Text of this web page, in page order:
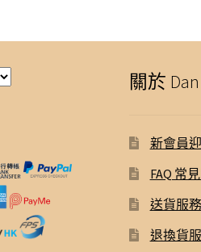
關於
新會員
FAQ 常
送貨服務
退換貨